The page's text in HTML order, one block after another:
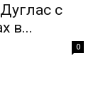
с
в...
0